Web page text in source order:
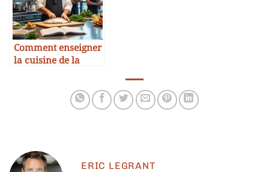
Comment enseigner
la cuisine de la
ERIC LEGRANT